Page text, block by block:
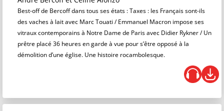
Best-off de Bercoff dans tous ses états : Taxes : les Français sont-ils
des vaches à lait avec Marc Touati / Emmanuel Macron impose ses
vitraux contemporains à Notre Dame de Paris avec Didier Rykner / Un
prêtre placé 36 heures en garde à vue pour s’être opposé à la
démolition d’une église. Une histoire rocambolesque.